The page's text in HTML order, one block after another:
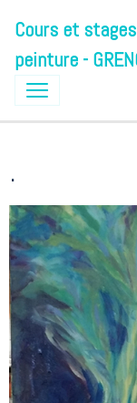
Cours et
peinture -
.